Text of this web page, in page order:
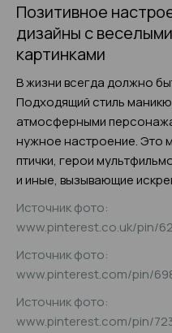
Позитивное
дизайны с
картинками
В жизни всегда должно
Подходящий стиль
атмосферными
нужное настроение. Это
птички, герои
и иные, вызывающие
Источник фото:
www.pinterest.co.uk/pin/
Источник фото:
www.pinterest.com/pin/
Источник фото:
www.pinterest.com/pin/